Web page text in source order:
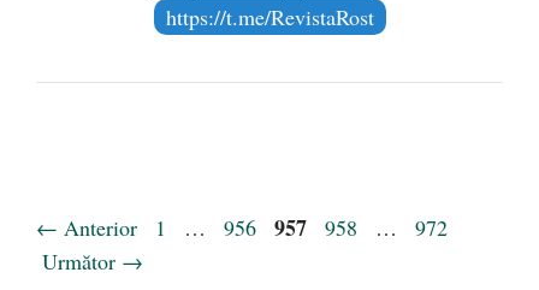
https://t.me/RevistaRost
← Anterior Pagina
1 … Pagina
956 Pagina
957 Pagina
958 … Pagina
972
Următor →